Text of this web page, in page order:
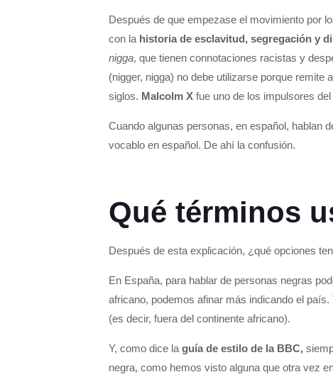
Después de que empezase el movimiento por
con la historia de esclavitud, segregación y
nigga, que tienen connotaciones racistas y
(nigger, nigga) no debe utilizarse porque
siglos. Malcolm Xfue uno de los impulsores del
Cuando algunas personas, en español, hablan
vocablo en español. De ahí la confusión.
Qué términos
Después de esta explicación, ¿qué opciones
En España, para hablar de personas negras
africano, podemos afinar más indicando el
(es decir, fuera del continente africano).
Y, como dice la guía de estilo de la BBC,
negra, como hemos visto alguna que otra vez